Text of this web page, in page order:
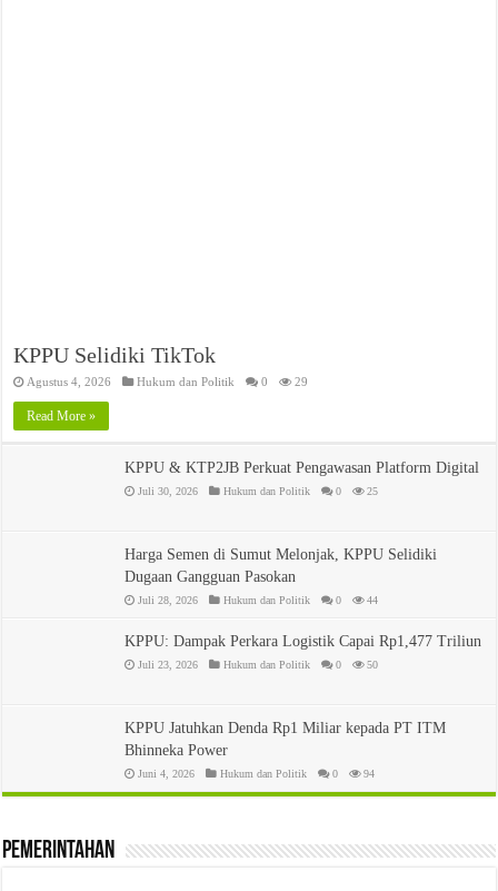
KPPU Selidiki TikTok
Agustus 4, 2026 Hukum dan Politik 0 29
Read More »
KPPU & KTP2JB Perkuat Pengawasan Platform Digital
Juli 30, 2026 Hukum dan Politik 0 25
Harga Semen di Sumut Melonjak, KPPU Selidiki
Dugaan Gangguan Pasokan
Juli 28, 2026 Hukum dan Politik 0 44
KPPU: Dampak Perkara Logistik Capai Rp1,477 Triliun
Juli 23, 2026 Hukum dan Politik 0 50
KPPU Jatuhkan Denda Rp1 Miliar kepada PT ITM
Bhinneka Power
Juni 4, 2026 Hukum dan Politik 0 94
Pemerintahan